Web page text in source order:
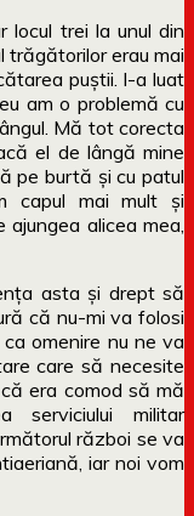
trei la unul din
trăgătorilor erau mai
puștii. I-a luat
am o problemă cu
Mă tot corecta
el de lângă mine
pe burtă și cu patul
capul mai mult și
alicea mea,
asta și drept să
că nu-mi va folosi
omenire nu ne va
care să necesite
că era comod să mă
serviciului militar
război se va
iar noi vom